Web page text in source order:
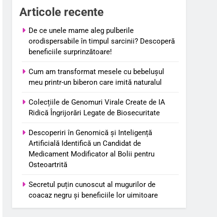
Articole recente
De ce unele mame aleg pulberile
orodispersabile în timpul sarcinii? Descoperă
beneficiile surprinzătoare!
Cum am transformat mesele cu bebelușul
meu printr-un biberon care imită naturalul
Colecțiile de Genomuri Virale Create de IA
Ridică Îngrijorări Legate de Biosecuritate
Descoperiri în Genomică și Inteligență
Artificială Identifică un Candidat de
Medicament Modificator al Bolii pentru
Osteoartrită
Secretul puțin cunoscut al mugurilor de
coacaz negru și beneficiile lor uimitoare